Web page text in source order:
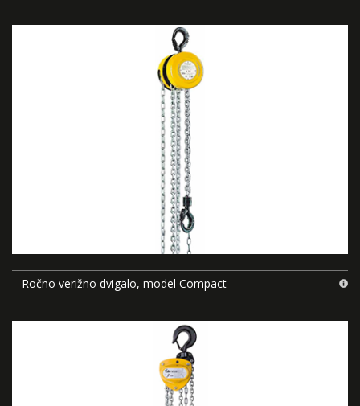
Ročno verižno dvigalo, model Compact